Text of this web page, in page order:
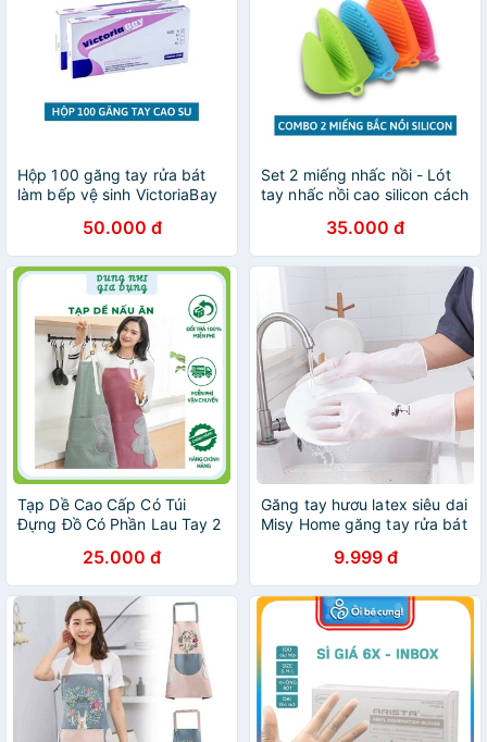
Hộp 100 găng tay rửa bát
làm bếp vệ sinh VictoriaBay
TPE không mùi - Gia Dụng
SAPOO
50.000 đ
Set 2 miếng nhấc nồi - Lót
tay nhấc nồi cao silicon cách
Gia Dụng SAPOO
35.000 đ
Tạp Dề Cao Cấp Có Túi
Đựng Đồ Có Phần Lau Tay 2
Nấu Ăn Hàng Đẹp Loại1
25.000 đ
Găng tay hươu latex siêu dai
Misy Home găng tay rửa bát
9.999 đ